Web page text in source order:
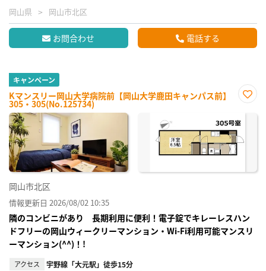
岡山県 岡山市北区
お問合わせ 電話する
キャンペーン
Kマンスリー岡山大学病院前【岡山大学鹿田キャンパス前】
305・305(No.125734)
に入
り登
岡山市北区
情報更新日 2026/08/02 10:35
隣のコンビニがあり 長期利用に便利！電子錠でキレーレスハン
ドフリーの岡山ウィークリーマンション・Wi-Fi利用可能マンスリ
ーマンション(^^)！!
アクセス 宇野線「大元駅」徒歩15分